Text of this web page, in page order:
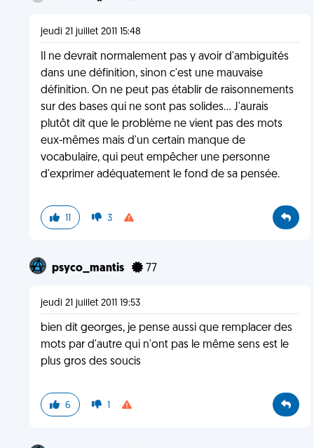
jeudi 21 juillet 2011 15:48
Il ne devrait normalement pas y avoir d'ambiguités
dans une définition, sinon c'est une mauvaise
définition. On ne peut pas établir de raisonnements
sur des bases qui ne sont pas solides... J'aurais
plutôt dit que le problème ne vient pas des mots
eux-mêmes mais d'un certain manque de
vocabulaire, qui peut empêcher une personne
d'exprimer adéquatement le fond de sa pensée.
11 3
psyco_mantis 77
jeudi 21 juillet 2011 19:53
bien dit georges, je pense aussi que remplacer des
mots par d'autre qui n'ont pas le même sens est le
plus gros des soucis
6 1